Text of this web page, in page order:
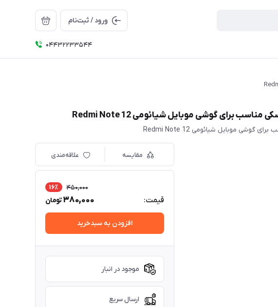
ورود / ثبت‌نام
04432233544
مقایسه علاقه‌مندی
قیمت:
450,000 16٪
380,000تومان
افزودن به سبدخرید
موجود در انبار
ارسال سریع